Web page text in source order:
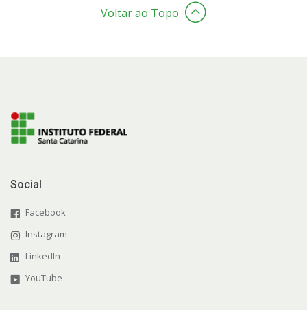
Voltar ao Topo
Social
Facebook
Instagram
LinkedIn
YouTube